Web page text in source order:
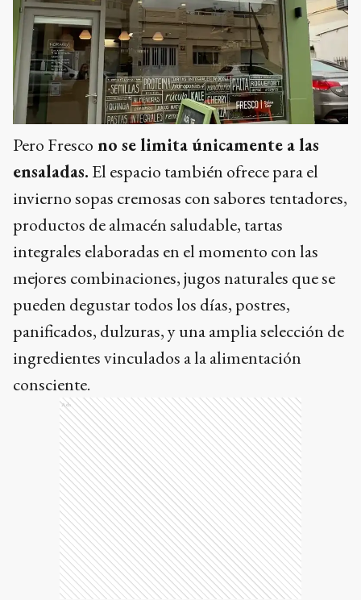
Pero Fresco no se limita únicamente a las
ensaladas.El espacio también ofrece para el
invierno sopas cremosas con sabores tentadores,
productos de almacén saludable, tartas
integrales elaboradas en el momento con las
mejores combinaciones, jugos naturales que se
pueden degustar todos los días, postres,
panificados, dulzuras, y una amplia selección de
ingredientes vinculados a la alimentación
consciente.
Ads